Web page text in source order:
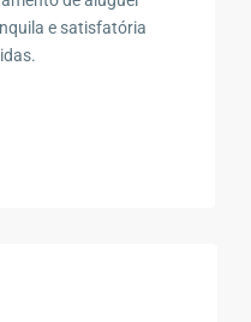
e satisfatória